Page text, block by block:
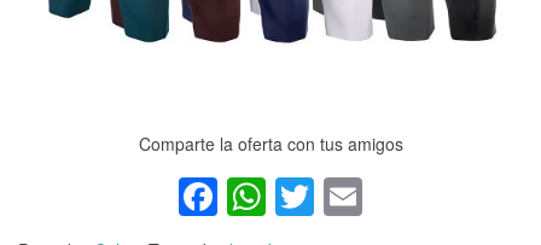
Comparte la oferta con tus amigos
Facebook
WhatsApp
Twitter